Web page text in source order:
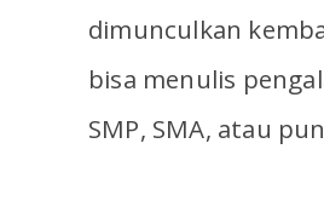
dimunculkan
bisa menulis
SMP, SMA, atau